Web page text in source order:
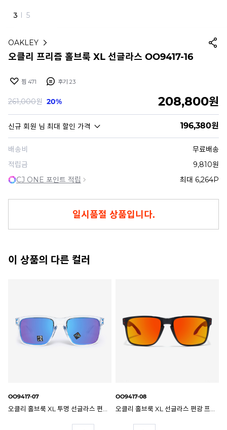
4 I 5
OAKLEY
오클리 프리즘 홀브룩 XL 선글라스 OO9417-16
찜 471 후기 23
261,000원 20% 208,800원
신규 회원 님 최대 할인 가격 196,380원
배송비
무료배송
적립금
9,810원
CJ ONE 포인트 적립
최대 6,264P
일시품절 상품입니다.
이 상품의 다른 컬러
OO9417-09